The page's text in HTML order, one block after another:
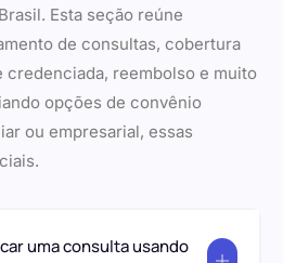
Esta seção reúne
de consultas, cobertura
credenciada, reembolso e muito
opções de convênio
ou empresarial, essas
uma consulta usando